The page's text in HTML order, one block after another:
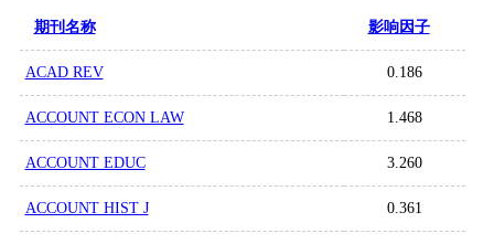
期刊名称 影响因子
ACAD REV 0.186
ACCOUNT ECON LAW 1.468
ACCOUNT EDUC 3.260
ACCOUNT HIST J 0.361